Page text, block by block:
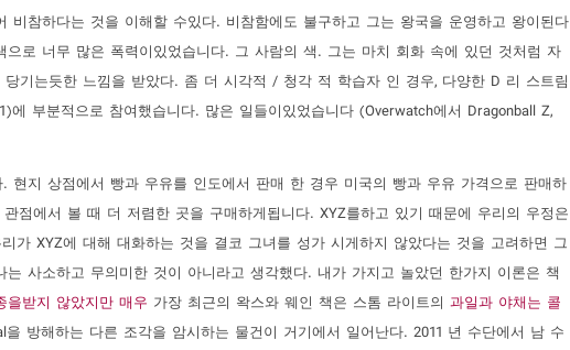
참하다는 것을 이해할 수있다. 비참함에도 불구하고 그는 왕국을 운영하고 왕이된다
로 너무 많은 폭력이있었습니다. 그 사람의 색. 그는 마치 회화 속에 있던 것처럼 자
기는듯한 느낌을 받았다. 좀 더 시각적 / 청각 적 학습자 인 경우, 다양한 D 리 스트림
부분적으로 참여했습니다. 많은 일들이있었습니다 (Overwatch에서 Dragonball Z,
지 상점에서 빵과 우유를 인도에서 판매 한 경우 미국의 빵과 우유 가격으로 판매하
점에서 볼 때 더 저렴한 곳을 구매하게됩니다. XYZ를하고 있기 때문에 우리의 우정은
가 XYZ에 대해 대화하는 것을 결코 그녀를 성가 시게하지 않았다는 것을 고려하면 그
사소하고 무의미한 것이 아니라고 생각했다. 내가 가지고 놀았던 한가지 이론은 책
을받지 않았지만 매우 가장 최근의 왁스와 웨인 책은 스톰 라이트의 과일과 야채는 콜
방해하는 다른 조각을 암시하는 물건이 거기에서 일어난다. 2011 년 수단에서 남 수